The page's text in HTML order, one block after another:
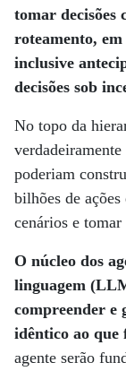
tomar decisões
roteamento,
inclusive
decisões sob
No topo da
poderiam
bilhões de
cenários e tomar
O núcleo dos
linguagem
compreender e
idêntico ao que
agente serão